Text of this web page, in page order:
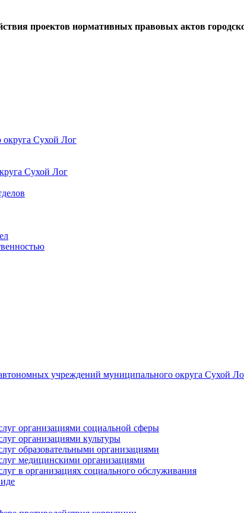
проектов нормативных правовых актов
Сухой Лог
Сухой Лог
учреждений муниципального округа Сухой
организациями социальной сферы
организациями культуры
образовательными организациями
медицинскими организациями
в организациях социального обслуживания